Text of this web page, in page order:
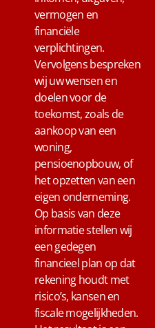
vermogen en
financiële
verplichtingen.
Vervolgens bespreken
wij uw wensen en
doelen voor de
toekomst, zoals de
aankoop van een
woning,
pensioenopbouw, of
het opzetten van een
eigen onderneming.
Op basis van deze
informatie stellen wij
een gedegen
financieel plan op dat
rekening houdt met
risico’s, kansen en
fiscale mogelijkheden.